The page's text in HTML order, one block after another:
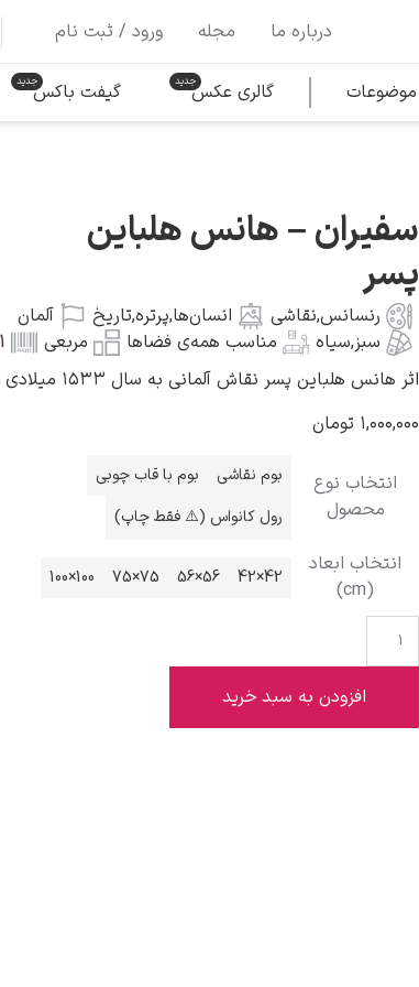
درباره ما مجله ورود / ثبت نام
موضوعات گالری عکس گیفت باکس
سفیران – هانس هلباین
پسر
رنسانس,نقاشی انسان‌ها,پرتره,تاریخ
آلمان
سبز,سیاه مناسب همه‌ی فضاها مربعی
اثر هانس هلباین پسر نقاش آلمانی به سال ۱۵۳۳ میلادی
۱,۰۰۰,۰۰۰ تومان
انتخاب نوع
محصول
بوم نقاشی
بوم با قاب چوبی
رول کانواس (⚠️ فقط چاپ)
انتخاب ابعاد
(cm)
42×42
56×56
75×75
100×100
افزودن به سبد خرید